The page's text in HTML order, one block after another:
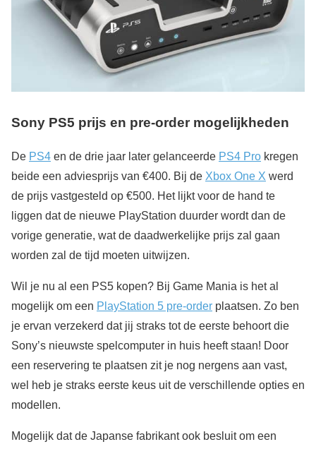
Sony PS5 prijs en pre-order mogelijkheden
De PS4 en de drie jaar later gelanceerde PS4 Pro kregen
beide een adviesprijs van €400. Bij de Xbox One X werd
de prijs vastgesteld op €500. Het lijkt voor de hand te
liggen dat de nieuwe PlayStation duurder wordt dan de
vorige generatie, wat de daadwerkelijke prijs zal gaan
worden zal de tijd moeten uitwijzen.
Wil je nu al een PS5 kopen? Bij Game Mania is het al
mogelijk om een PlayStation 5 pre-order plaatsen. Zo ben
je ervan verzekerd dat jij straks tot de eerste behoort die
Sony’s nieuwste spelcomputer in huis heeft staan! Door
een reservering te plaatsen zit je nog nergens aan vast,
wel heb je straks eerste keus uit de verschillende opties en
modellen.
Mogelijk dat de Japanse fabrikant ook besluit om een